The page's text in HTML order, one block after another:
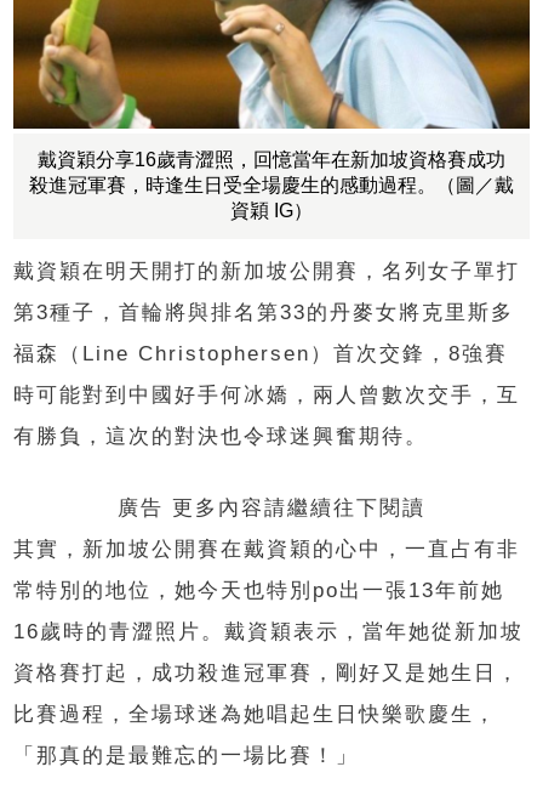
戴資穎分享16歲青澀照，回憶當年在新加坡資格賽成功
殺進冠軍賽，時逢生日受全場慶生的感動過程。（圖／戴
資穎 IG）
戴資穎在明天開打的新加坡公開賽，名列女子單打
第3種子，首輪將與排名第33的丹麥女將克里斯多
福森（Line Christophersen）首次交鋒，8強賽
時可能對到中國好手何冰嬌，兩人曾數次交手，互
有勝負，這次的對決也令球迷興奮期待。
廣告 更多內容請繼續往下閱讀
其實，新加坡公開賽在戴資穎的心中，一直占有非
常特別的地位，她今天也特別po出一張13年前她
16歲時的青澀照片。戴資穎表示，當年她從新加坡
資格賽打起，成功殺進冠軍賽，剛好又是她生日，
比賽過程，全場球迷為她唱起生日快樂歌慶生，
「那真的是最難忘的一場比賽！」